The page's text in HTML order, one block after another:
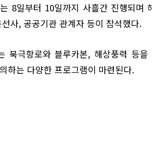
8일부터 10일까지 사흘간 진행되며
사, 공공기관 관계자 등이 참석했다.
북극항로와 블루카본, 해상풍력 등
하는 다양한 프로그램이 마련된다.